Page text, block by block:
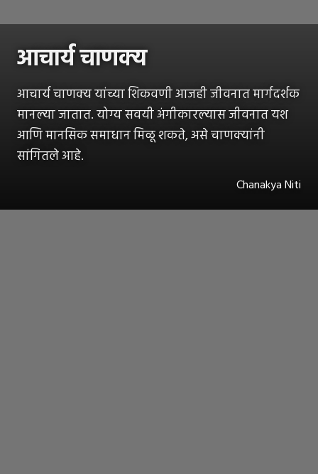
आचार्य चाणक्य
आचार्य चाणक्य यांच्या शिकवणी आजही जीवनात मार्गदर्शक
मानल्या जातात. योग्य सवयी अंगीकारल्यास जीवनात यश
आणि मानसिक समाधान मिळू शकते, असे चाणक्यांनी
सांगितले आहे.
Chanakya Niti